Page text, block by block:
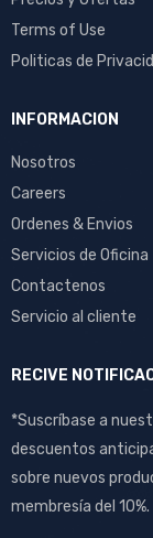
Terms of Use
Politicas de
INFORMACION
Nosotros
Careers
Ordenes & Envios
Servicios de Oficina
Contactenos
Servicio al cliente
RECIVE
*Suscríbase a
descuentos
sobre nuevos
membresía del 10%.